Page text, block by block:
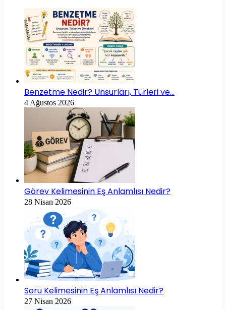
Benzetme Nedir? Unsurları, Türleri ve…
4 Ağustos 2026
Görev Kelimesinin Eş Anlamlısı Nedir?
28 Nisan 2026
Soru Kelimesinin Eş Anlamlısı Nedir?
27 Nisan 2026